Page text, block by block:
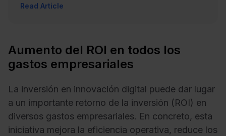
Read Article
Aumento del ROI en todos los
gastos empresariales
La inversión en innovación digital puede dar lugar
a un importante retorno de la inversión (ROI) en
diversos gastos empresariales. En concreto, esta
iniciativa mejora la eficiencia operativa, reduce los